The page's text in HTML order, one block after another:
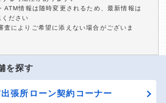
ATM情報は随時変更されるため、最新情報は
ださい
によりご希望に添えない場合がございま
を探す
張所ローン契約コーナー